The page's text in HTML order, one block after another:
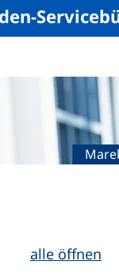
alle öffnen